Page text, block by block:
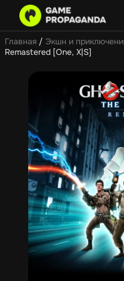
Главная / Экшн и
Remastered [One, X|S]